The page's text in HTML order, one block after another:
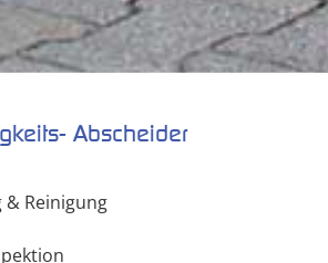
Abscheider
& Reinigung